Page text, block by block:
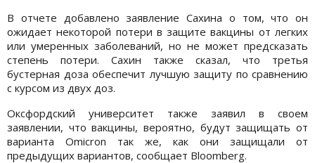
В отчете добавлено заявление Сахина о том, что он
ожидает некоторой потери в защите вакцины от легких
или умеренных заболеваний, но не может предсказать
степень потери. Сахин также сказал, что третья
бустерная доза обеспечит лучшую защиту по сравнению
с курсом из двух доз.
Оксфордский университет также заявил в своем
заявлении, что вакцины, вероятно, будут защищать от
варианта Omicron так же, как они защищали от
предыдущих вариантов, сообщает Bloomberg.